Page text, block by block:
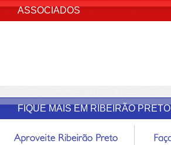
ASSOCIADOS
FIQUE MAIS EM RIBEIRÃO PRETO